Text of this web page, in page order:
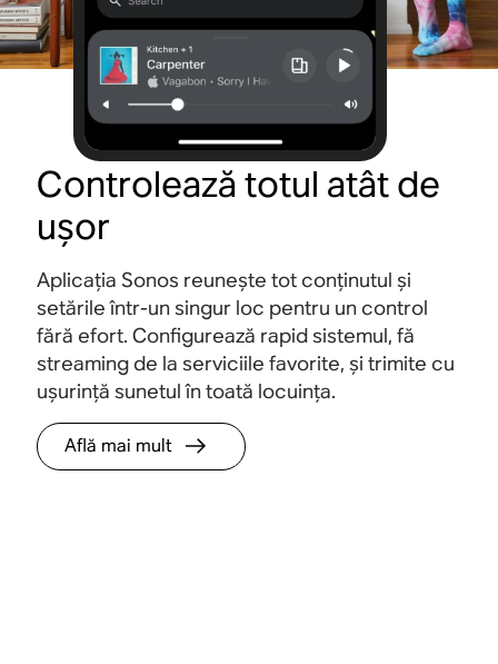
Controlează totul atât de
ușor
Aplicația Sonos reunește tot conținutul și
setările într-un singur loc pentru un control
fără efort. Configurează rapid sistemul, fă
streaming de la serviciile favorite, și trimite cu
ușurință sunetul în toată locuința.
Află mai mult